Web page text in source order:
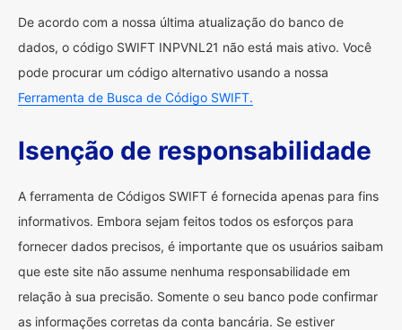
De acordo com a nossa última atualização do banco de
dados, o código SWIFT INPVNL21 não está mais ativo. Você
pode procurar um código alternativo usando a nossa
Ferramenta de Busca de Código SWIFT.
Isenção de responsabilidade
A ferramenta de Códigos SWIFT é fornecida apenas para fins
informativos. Embora sejam feitos todos os esforços para
fornecer dados precisos, é importante que os usuários saibam
que este site não assume nenhuma responsabilidade em
relação à sua precisão. Somente o seu banco pode confirmar
as informações corretas da conta bancária. Se estiver